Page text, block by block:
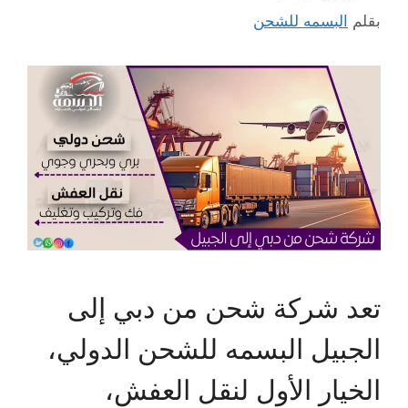
بقلم البسمه للشحن
تعد شركة شحن من دبي إلى
الجبيل البسمه للشحن الدولي،
الخيار الأول لنقل العفش،